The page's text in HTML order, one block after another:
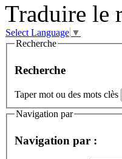
Traduire le
Select Language ▼
Recherche
Recherche
Taper mot ou des mots clès
Navigation par
Navigation par :